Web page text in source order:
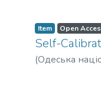
Item Open
Self-
(Одеська